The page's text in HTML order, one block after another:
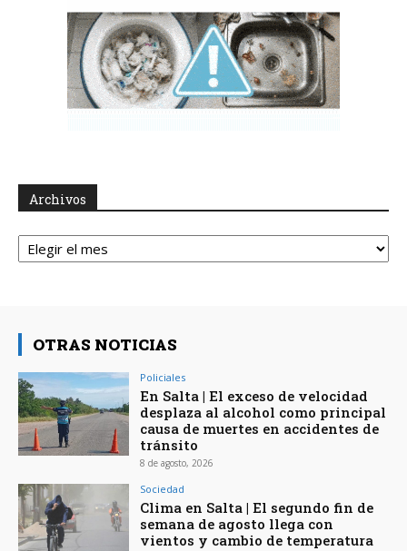
Archivos
Archivos
OTRAS NOTICIAS
Policiales
En Salta | El exceso de velocidad
desplaza al alcohol como principal
causa de muertes en accidentes de
tránsito
8 de agosto, 2026
Sociedad
Clima en Salta | El segundo fin de
semana de agosto llega con
vientos y cambio de temperatura